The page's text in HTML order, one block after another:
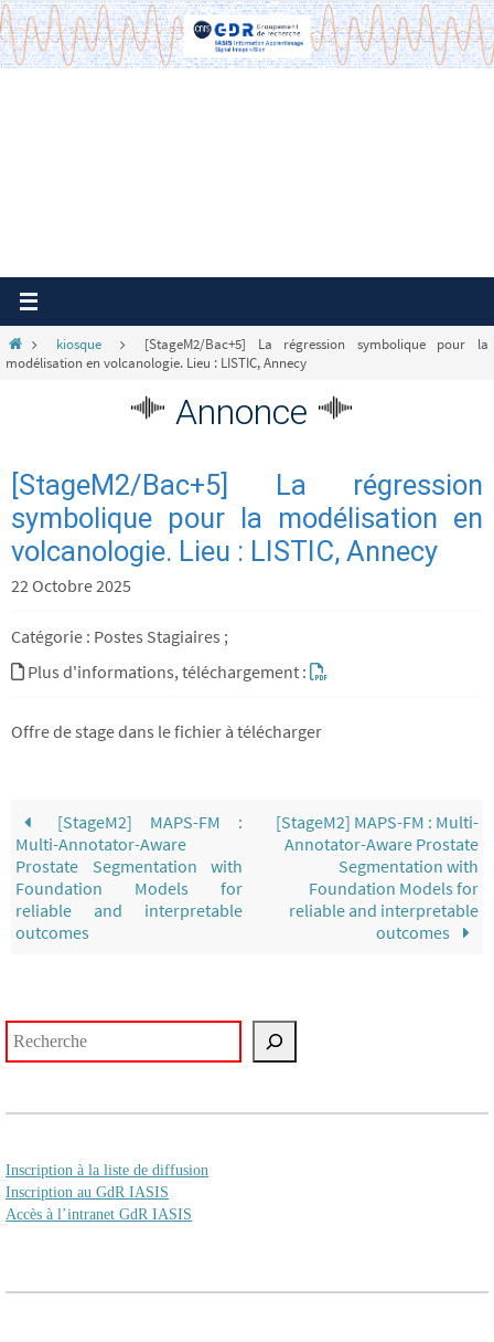
Passer
vers
le
Homekiosque
[StageM2/Bac+5] La régression symbolique pour la
modélisation en volcanologie. Lieu : LISTIC, Annecy
Annonce
[StageM2/Bac+5] La régression
symbolique pour la modélisation en
volcanologie. Lieu : LISTIC, Annecy
22 Octobre 2025
Catégorie : Postes Stagiaires ;
Plus d'informations, téléchargement :
Offre de stage dans le fichier à télécharger
[StageM2] MAPS-FM :
Multi-Annotator-Aware
Prostate Segmentation with
Foundation Models for
reliable and interpretable
outcomes
[StageM2] MAPS-FM : Multi-
Annotator-Aware Prostate
Segmentation with
Foundation Models for
reliable and interpretable
outcomes
Inscription à la liste de diffusion
Inscription au GdR IASIS
Accès à l’intranet GdR IASIS